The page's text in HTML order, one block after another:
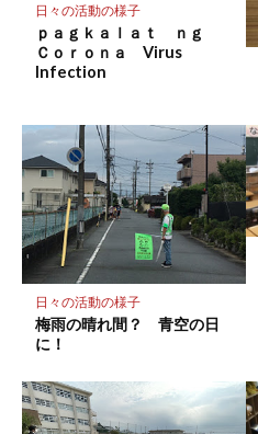
存
日々の活動の様子
ｐａｇｋａｌａｔ ｎｇ
Ｃｏｒｏｎａ Virus
Infection
日々の活動の様子
梅雨の晴れ間？ 青空の日
に！